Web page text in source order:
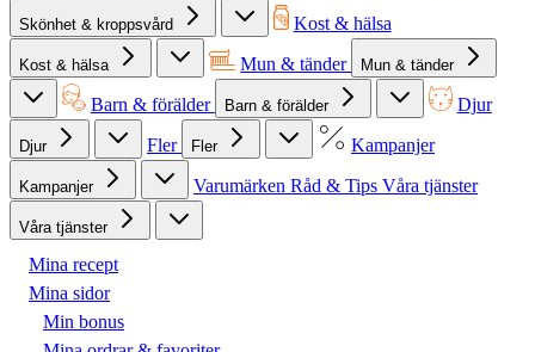
Skönhet & kroppsvård Kost & hälsa
Kost & hälsa Mun & tänder Mun & tänder
Barn & förälder Barn & förälder Djur
Djur Fler Fler Kampanjer
Kampanjer Varumärken Råd & Tips Våra tjänster
Våra tjänster
Mina recept
Mina sidor
Min bonus